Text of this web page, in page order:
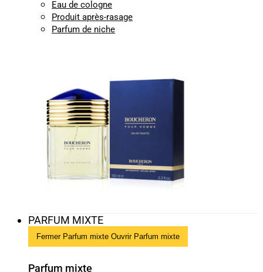
Eau de cologne
Produit après-rasage
Parfum de niche
PARFUM MIXTE
Fermer Parfum mixte Ouvrir Parfum mixte
Parfum mixte